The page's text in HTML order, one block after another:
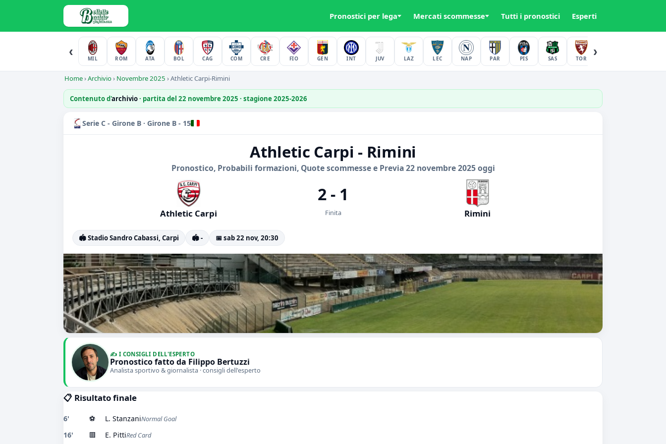
Pronostici per lega Mercati scommesse Tutti i pronostici Esperti
‹
MIL ROM ATA BOL CAG COM CRE FIO GEN INT JUV LAZ LEC NAP PAR PIS SAS TOR
›
Home›Archivio› Novembre 2025 ›Athletic Carpi-Rimini
Contenuto d'archivio· partita del 22 novembre 2025 · stagione 2025-2026
Serie C - Girone B · Girone B - 15
Athletic Carpi - Rimini
Pronostico, Probabili formazioni, Quote scommesse e Previa 22 novembre 2025 oggi
Athletic Carpi
2 - 1
Finita Rimini
🏟️ Stadio Sandro Cabassi, Carpi 🏟️ - 📅 sab 22 nov, 20:30
✍️ I CONSIGLI DELL'ESPERTO
Pronostico fatto da Filippo Bertuzzi
Analista sportivo & giornalista · consigli dell'esperto
📋 Risultato finale
6' ⚽ L. StanzaniNormal Goal
16' 🟥 E. PittiRed Card